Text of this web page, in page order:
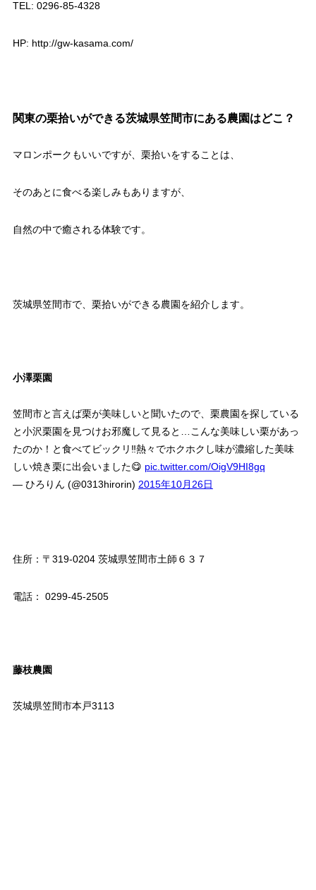
TEL: 0296-85-4328
HP: http://gw-kasama.com/
関東の栗拾いができる茨城県笠間市にある農園はどこ？
マロンポークもいいですが、栗拾いをすることは、
そのあとに食べる楽しみもありますが、
自然の中で癒される体験です。
茨城県笠間市で、栗拾いができる農園を紹介します。
小澤栗園
笠間市と言えば栗が美味しいと聞いたので、栗農園を探している
と小沢栗園を見つけお邪魔して見ると…こんな美味しい栗があっ
たのか！と食べてビックリ‼︎熱々でホクホクし味が濃縮した美味
しい焼き栗に出会いました😋 pic.twitter.com/OigV9HI8gq
— ひろりん (@0313hirorin) 2015年10月26日
住所：〒319-0204 茨城県笠間市土師６３７
電話： 0299-45-2505
藤枝農園
茨城県笠間市本戸3113